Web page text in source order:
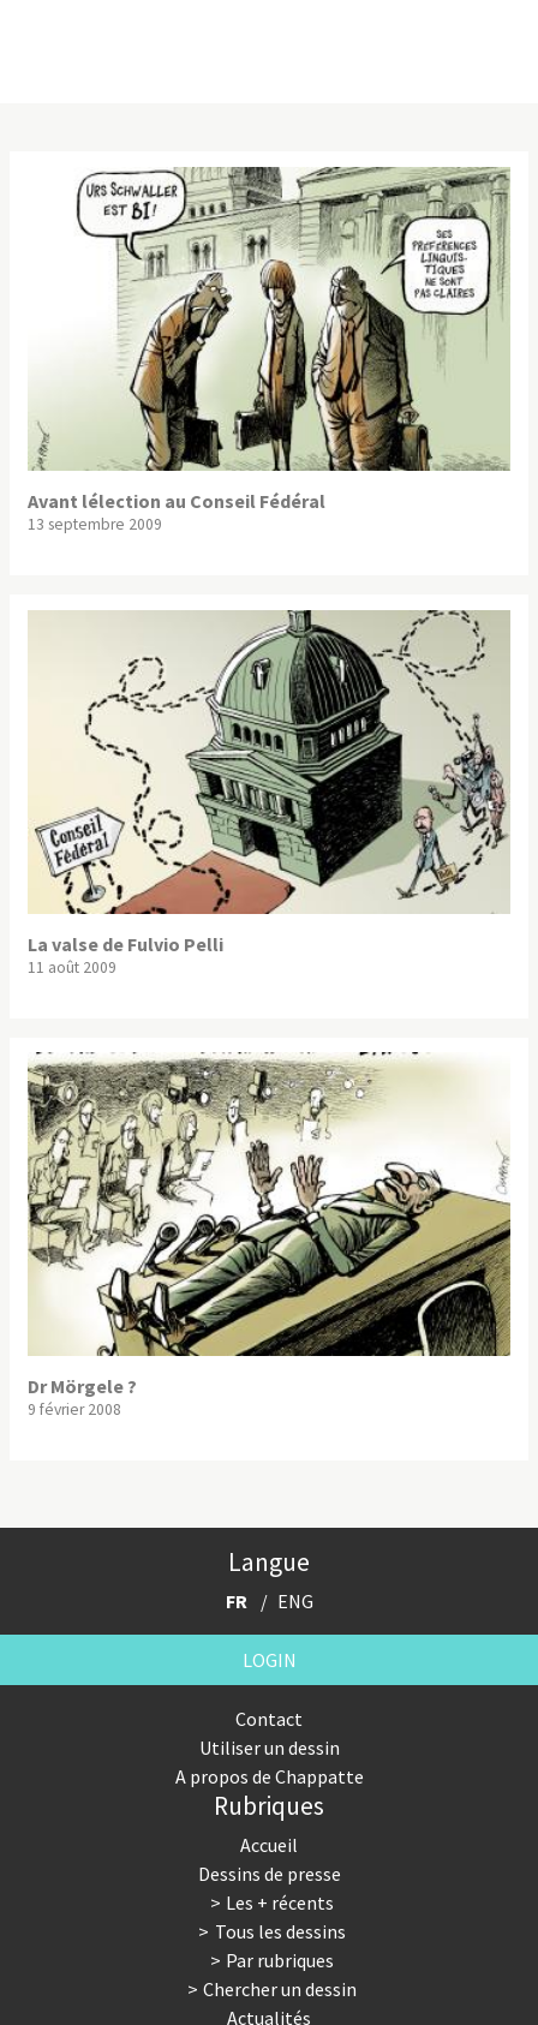
Avant lélection au Conseil Fédéral
13 septembre 2009
La valse de Fulvio Pelli
11 août 2009
Dr Mörgele ?
9 février 2008
Langue
FR ENG
LOGIN
Contact
Utiliser un dessin
A propos de Chappatte
Rubriques
Accueil
Dessins de presse
Les + récents
Tous les dessins
Par rubriques
Chercher un dessin
Actualités